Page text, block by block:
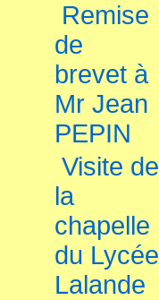
Remise
de
brevet à
Mr Jean
PEPIN
Visite de
la
chapelle
du Lycée
Lalande